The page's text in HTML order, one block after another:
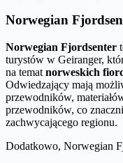
Norwegian
Norwegian Fjordsenter
turystów w Geiranger,
na temat norweskich
Odwiedzający mają
przewodników,
przewodników, co
zachwycającego regionu.
Dodatkowo, Norwegian